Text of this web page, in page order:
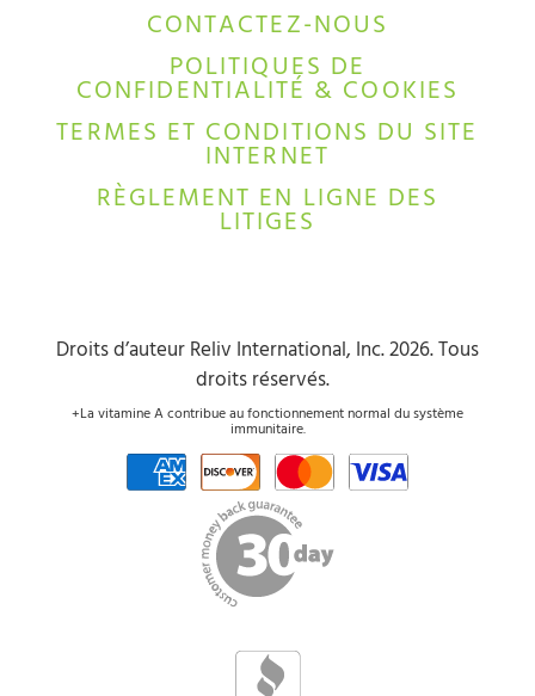
CONTACTEZ-NOUS
POLITIQUES DE
CONFIDENTIALITÉ & COOKIES
TERMES ET CONDITIONS DU SITE
INTERNET
RÈGLEMENT EN LIGNE DES
LITIGES
Droits d’auteur Reliv International, Inc. 2026. Tous
droits réservés.
+La vitamine A contribue au fonctionnement normal du système
immunitaire.